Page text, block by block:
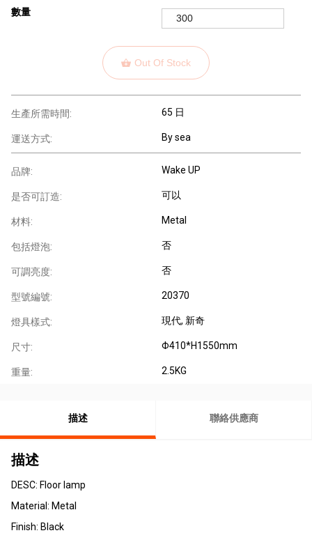
數量
Out Of Stock
生產所需時間: 65 日
運送方式: By sea
品牌: Wake UP
是否可訂造: 可以
材料: Metal
包括燈泡: 否
可調亮度: 否
型號編號: 20370
燈具樣式: 現代, 新奇
尺寸: Φ410*H1550mm
重量: 2.5KG
描述 聯絡供應商
描述
DESC: Floor lamp
Material: Metal
Finish: Black